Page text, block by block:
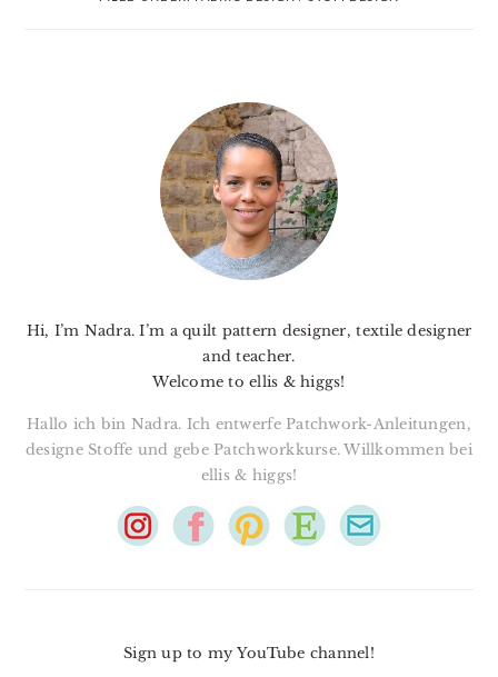
Hi, I’m Nadra. I’m a quilt pattern designer, textile designer
and teacher.
Welcome to ellis & higgs!
Hallo ich bin Nadra. Ich entwerfe Patchwork-Anleitungen,
designe Stoffe und gebe Patchworkkurse. Willkommen bei
ellis & higgs!
Sign up to my YouTube channel!